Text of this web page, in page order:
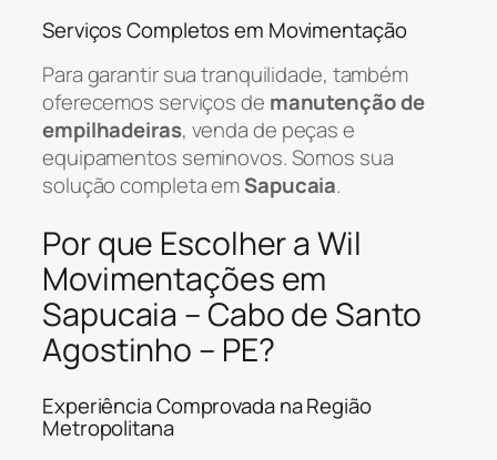
Serviços Completos em Movimentação
Para garantir sua tranquilidade, também
oferecemos serviços de manutenção de
empilhadeiras, venda de peças e
equipamentos seminovos. Somos sua
solução completa emSapucaia.
Por que Escolher a Wil
Movimentações em
Sapucaia – Cabo de Santo
Agostinho – PE?
Experiência Comprovada na Região
Metropolitana